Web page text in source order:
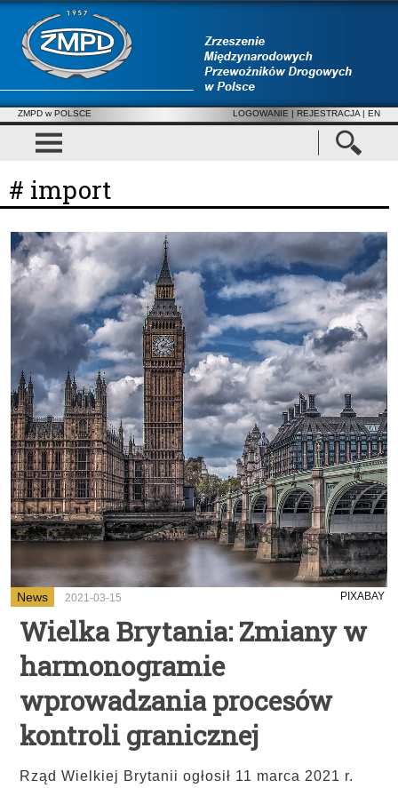
ZMPD w POLSCE LOGOWANIE | REJESTRACJA | EN
# import
News 2021-03-15 PIXABAY
Wielka Brytania: Zmiany w
harmonogramie
wprowadzania procesów
kontroli granicznej
Rząd Wielkiej Brytanii ogłosił 11 marca 2021 r.